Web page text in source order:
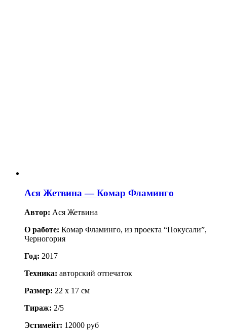
Ася Жетвина — Комар Фламинго
Автор: Ася Жетвина
О работе: Комар Фламинго, из проекта “Покусали”,
Черногория
Год: 2017
Техника: авторский отпечаток
Размер: 22 x 17 см
Тираж: 2/5
Эстимейт: 12000 руб